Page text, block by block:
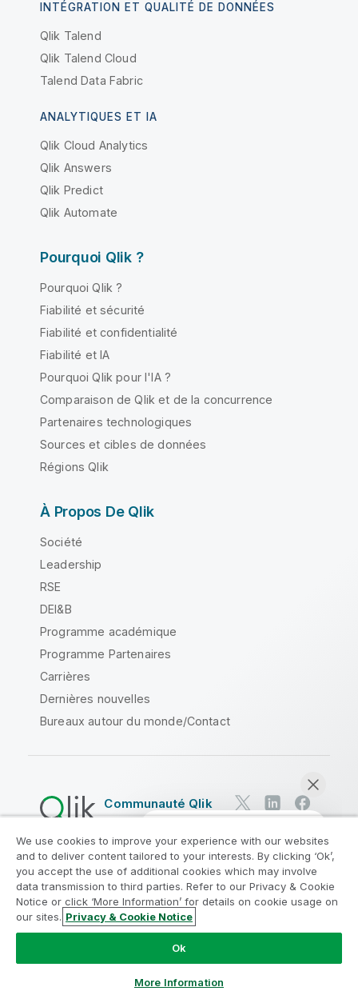
Discuter maintenant
INTÉGRATION ET QUALITÉ DE DONNÉES
Qlik Talend
Qlik Talend Cloud
Talend Data Fabric
ANALYTIQUES ET IA
Qlik Cloud Analytics
Qlik Answers
Qlik Predict
Qlik Automate
Pourquoi Qlik ?
Pourquoi Qlik ?
Fiabilité et sécurité
Fiabilité et confidentialité
Fiabilité et IA
Pourquoi Qlik pour l'IA ?
Comparaison de Qlik et de la concurrence
Partenaires technologiques
Sources et cibles de données
Régions Qlik
À Propos De Qlik
Société
Leadership
RSE
DEI&B
Programme académique
Programme Partenaires
Carrières
Dernières nouvelles
Bureaux autour du monde/Contact
Communauté Qlik
Contrats juridiques
Conditions d'utilisation des produits
Legal Policies
Conditions légales
Conditions d'utilisation
Marques
Do Not Share My Info
Copyright © 1993-2026 QlikTech International AB. Tous
We use cookies to improve your experience with our websites
and to deliver content tailored to your interests. By clicking ‘Ok’,
you accept the use of additional cookies which may involve
data transmission to third parties. Refer to our Privacy & Cookie
Notice or click ‘More Information’ for details on cookie usage on
our sites. Privacy & Cookie Notice
Ok
More Information